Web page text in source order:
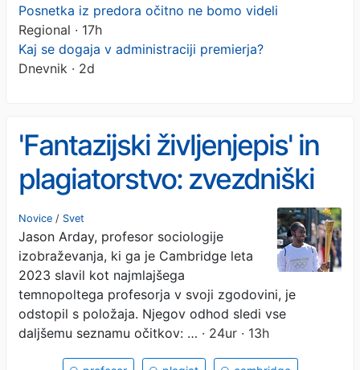
Posnetka iz predora očitno ne bomo videli
Regional · 17h
Kaj se dogaja v administraciji premierja?
Dnevnik · 2d
'Fantazijski življenjepis' in
plagiatorstvo: zvezdniški
profesor odstopil
Novice / Svet
Jason Arday, profesor sociologije
izobraževanja, ki ga je Cambridge leta
2023 slavil kot najmlajšega
temnopoltega profesorja v svoji zgodovini, je
odstopil s položaja. Njegov odhod sledi vse
daljšemu seznamu očitkov: … · 24ur · 13h